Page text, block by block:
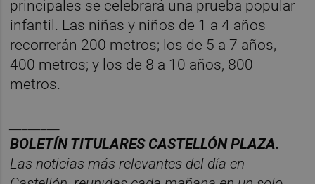
principales se celebrará una prueba popular
infantil. Las niñas y niños de 1 a 4 años
recorrerán 200 metros; los de 5 a 7 años,
400 metros; y los de 8 a 10 años, 800
metros.
BOLETÍN TITULARES CASTELLÓN PLAZA.
Las noticias más relevantes del día en